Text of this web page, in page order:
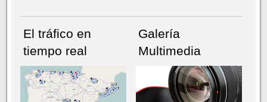
El tráfico en
tiempo real
Galería
Multimedia